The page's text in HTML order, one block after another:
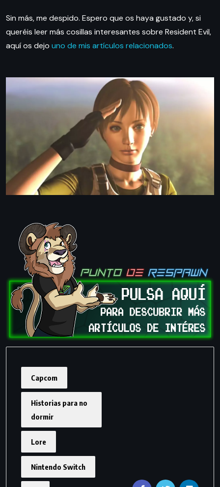
Sin más, me despido. Espero que os haya gustado y, si
queréis leer más cosillas interesantes sobre Resident Evil,
aquí os dejo uno de mis artículos relacionados.
Capcom
Historias para no
dormir
Lore
Nintendo Switch